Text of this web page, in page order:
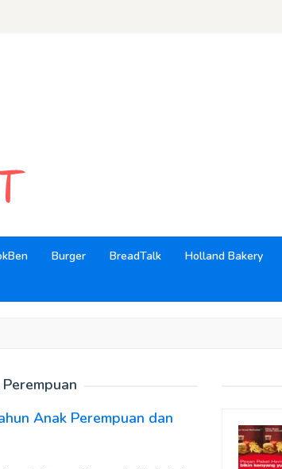
Burger BreadTalk Holland Bakery
Anak Perempuan dan